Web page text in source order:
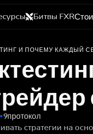
Битвы FXR
И ПОЧЕМУ КАЖДЫЙ
•9протокол
стратегии на